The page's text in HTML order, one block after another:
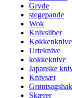
Gryde
stegepande
Wok
Knivsliber
Køkkenknive
Urteknive
kokkeknive
Japanske
Knivsæt
Skærer